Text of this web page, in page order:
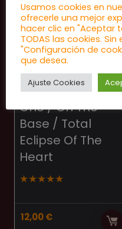
EUROHOUSE
Nia Shayne / Gigi
Pussy / D.H.T. ‎-
You’re Still The
One / On The
Base / Total
Eclipse Of The
Heart
★★★★★
12,00€
Usamos cookies en
ofrecerle una mejor
hacer clic en "Aceptar
TODAS las cookies.
"Configuración de
que desea.
Ajuste Cookies